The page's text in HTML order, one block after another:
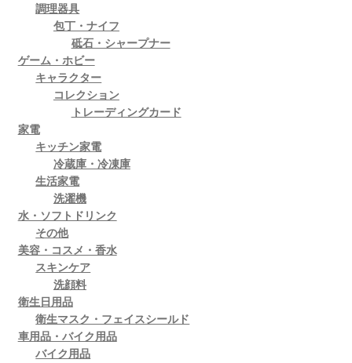
調理器具
包丁・ナイフ
砥石・シャープナー
ゲーム・ホビー
キャラクター
コレクション
トレーディングカード
家電
キッチン家電
冷蔵庫・冷凍庫
生活家電
洗濯機
水・ソフトドリンク
その他
美容・コスメ・香水
スキンケア
洗顔料
衛生日用品
衛生マスク・フェイスシールド
車用品・バイク用品
バイク用品